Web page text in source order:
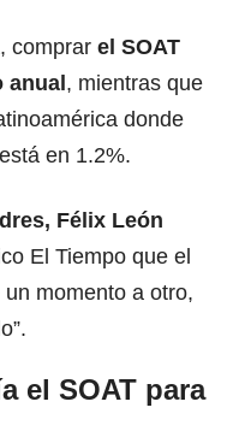
comprar el SOAT
anual, mientras que
donde
en 1.2%.
Félix León
El Tiempo que el
momento a otro,
el SOAT para